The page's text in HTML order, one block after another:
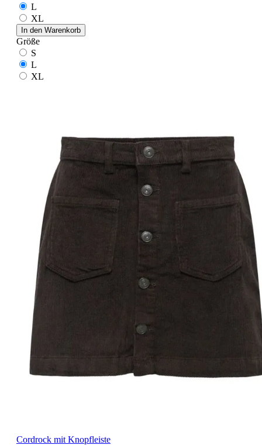
L
XL
In den Warenkorb
Größe
S
L
XL
Cordrock mit Knopfleiste